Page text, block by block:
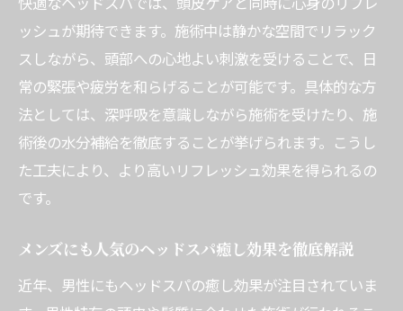
の選び方
メンズに支持される快適ヘッドスパの特徴
と理由
快適なヘッドスパで大切な人と過ごす特別
な時間
最新ヘッドスパ事情と快適さの秘訣を紹介
ヘッドスパ快適体験を叶える新しいサービ
スとは
人気のヘッドスパランキングと快適さの傾
ッシュが期待できます。施術中は静かな空間でリラック
スしながら、頭部への心地よい刺激を受けることで、日
常の緊張や疲労を和らげることが可能です。具体的な方
法としては、深呼吸を意識しながら施術を受けたり、施
術後の水分補給を徹底することが挙げられます。こうし
た工夫により、より高いリフレッシュ効果を得られるの
です。
メンズにも人気のヘッドスパ癒し効果を徹底解説
近年、男性にもヘッドスパの癒し効果が注目されていま